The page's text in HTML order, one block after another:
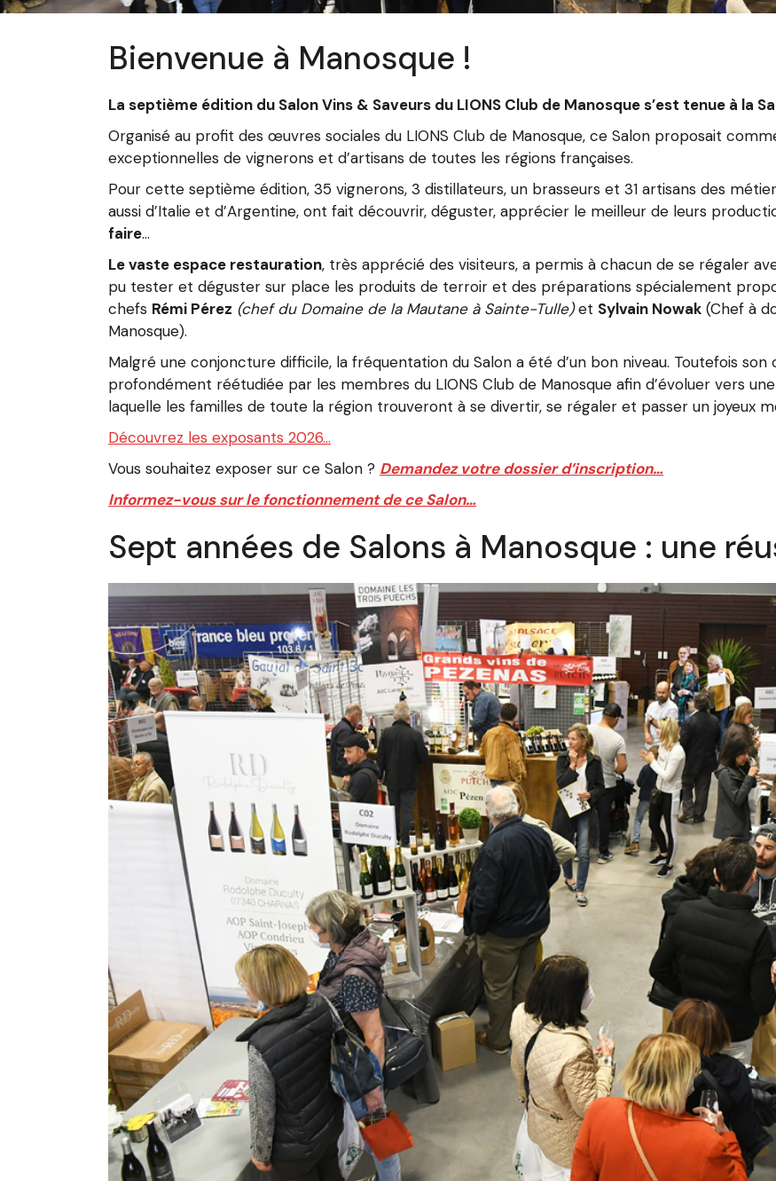
Bienvenue à Manosque !
La septième édition du Salon Vins & Saveurs du LIONS Club de Manosque s’est tenue à la
Organisé au profit des œuvres sociales du LIONS Club de Manosque, ce Salon proposait
exceptionnelles de vignerons et d’artisans de toutes les régions françaises.
Pour cette septième édition, 35 vignerons, 3 distillateurs, un brasseurs et 31 artisans des
aussi d’Italie et d’Argentine, ont fait découvrir, déguster, apprécier le meilleur de leurs
faire…
Le vaste espace restauration, très apprécié des visiteurs, a permis à chacun de se régaler
pu tester et déguster sur place les produits de terroir et des préparations spécialement
chefs Rémi Pérez (chef du Domaine de la Mautane à Sainte-Tulle)et Sylvain Nowak (Chef à
Manosque).
Malgré une conjoncture difficile, la fréquentation du Salon a été d’un bon niveau. Toutefois
profondément réétudiée par les membres du LIONS Club de Manosque afin d’évoluer vers
laquelle les familles de toute la région trouveront à se divertir, se régaler et passer un joyeux
Découvrez les exposants 2026…
Vous souhaitez exposer sur ce Salon ? Demandez votre dossier d’inscription…
Informez-vous sur le fonctionnement de ce Salon…
Sept années de Salons à Manosque : une